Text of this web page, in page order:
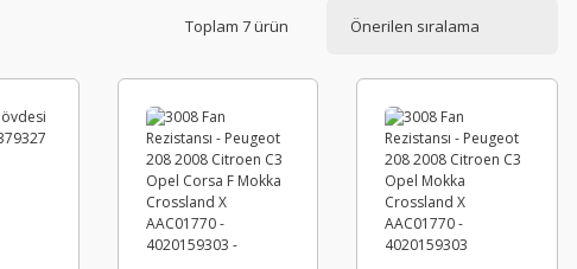
Toplam 7 ürün